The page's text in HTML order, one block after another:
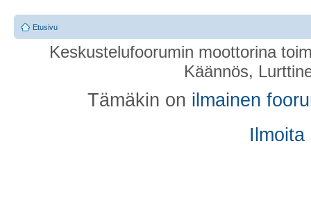
Etusivu
Keskustelufoorumin moottorina
Käännös,
Tämäkin on ilmainen